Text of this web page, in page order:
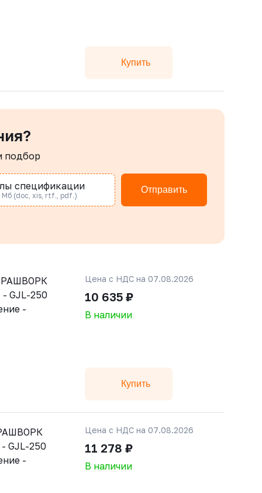
Купить
подбор
спецификации
Мб (doc, xis, rtf., pdf.)
Отправить
РАШВОРК
- GJL-250
-
Цена с НДС на 07.08.2026
10 635 ₽
В наличии
Купить
GJL-250
-
Цена с НДС на 07.08.2026
11 278 ₽
В наличии